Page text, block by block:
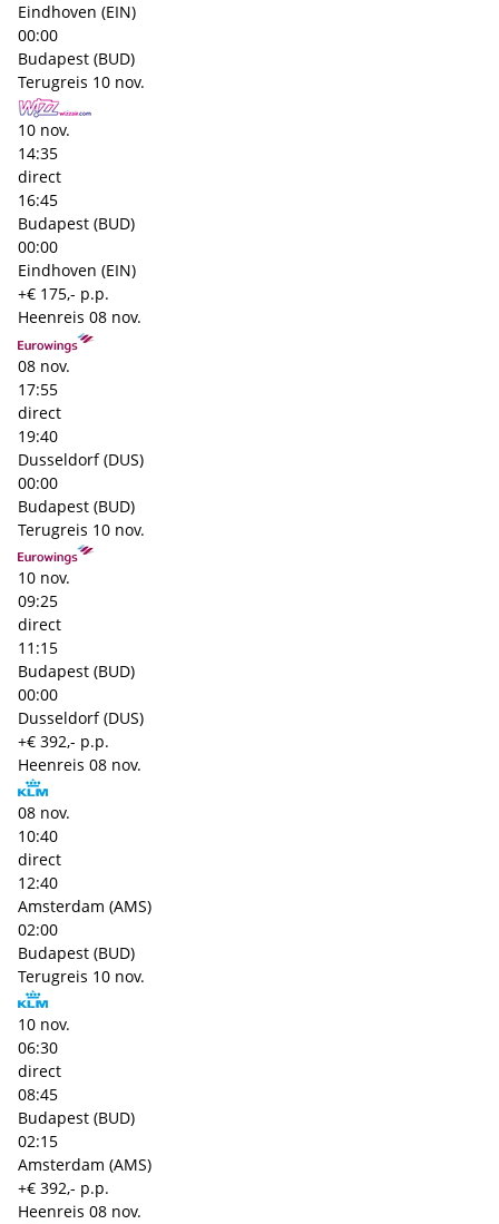
Eindhoven (EIN)
00:00
Budapest (BUD)
Terugreis 10 nov.
10 nov.
14:35
direct
16:45
Budapest (BUD)
00:00
Eindhoven (EIN)
+€ 175,- p.p.
Heenreis 08 nov.
08 nov.
17:55
direct
19:40
Dusseldorf (DUS)
00:00
Budapest (BUD)
Terugreis 10 nov.
10 nov.
09:25
direct
11:15
Budapest (BUD)
00:00
Dusseldorf (DUS)
+€ 392,- p.p.
Heenreis 08 nov.
08 nov.
10:40
direct
12:40
Amsterdam (AMS)
02:00
Budapest (BUD)
Terugreis 10 nov.
10 nov.
06:30
direct
08:45
Budapest (BUD)
02:15
Amsterdam (AMS)
+€ 392,- p.p.
Heenreis 08 nov.